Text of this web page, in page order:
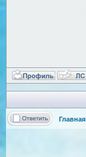
Главная